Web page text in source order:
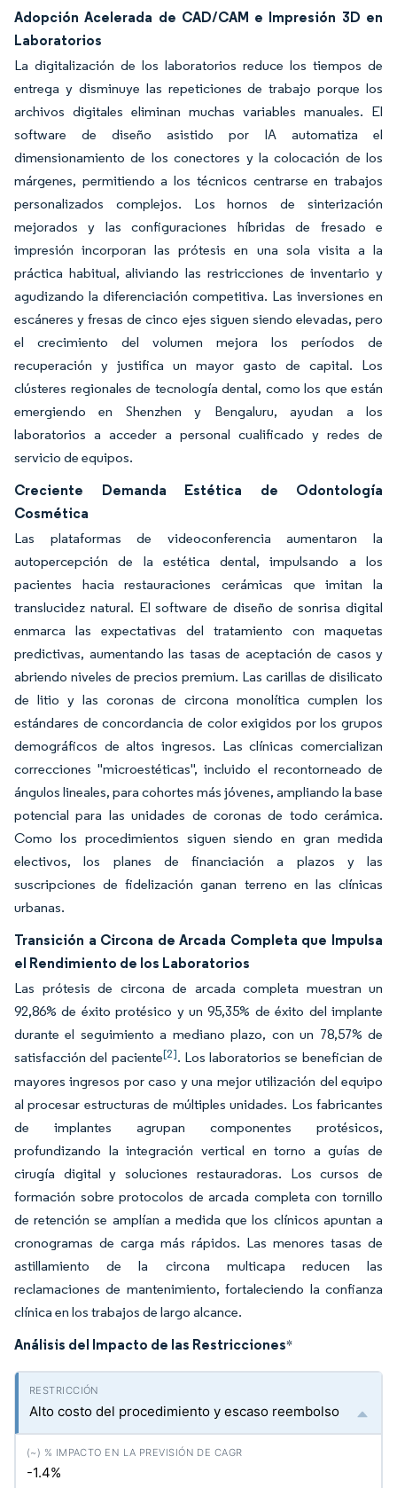
Adopción Acelerada de CAD/CAM e Impresión 3D en
Laboratorios
La digitalización de los laboratorios reduce los tiempos de
entrega y disminuye las repeticiones de trabajo porque los
archivos digitales eliminan muchas variables manuales. El
software de diseño asistido por IA automatiza el
dimensionamiento de los conectores y la colocación de los
márgenes, permitiendo a los técnicos centrarse en trabajos
personalizados complejos. Los hornos de sinterización
mejorados y las configuraciones híbridas de fresado e
impresión incorporan las prótesis en una sola visita a la
práctica habitual, aliviando las restricciones de inventario y
agudizando la diferenciación competitiva. Las inversiones en
escáneres y fresas de cinco ejes siguen siendo elevadas, pero
el crecimiento del volumen mejora los períodos de
recuperación y justifica un mayor gasto de capital. Los
clústeres regionales de tecnología dental, como los que están
emergiendo en Shenzhen y Bengaluru, ayudan a los
laboratorios a acceder a personal cualificado y redes de
servicio de equipos.
Creciente Demanda Estética de Odontología
Cosmética
Las plataformas de videoconferencia aumentaron la
autopercepción de la estética dental, impulsando a los
pacientes hacia restauraciones cerámicas que imitan la
translucidez natural. El software de diseño de sonrisa digital
enmarca las expectativas del tratamiento con maquetas
predictivas, aumentando las tasas de aceptación de casos y
abriendo niveles de precios premium. Las carillas de disilicato
de litio y las coronas de circona monolítica cumplen los
estándares de concordancia de color exigidos por los grupos
demográficos de altos ingresos. Las clínicas comercializan
correcciones "microestéticas", incluido el recontorneado de
ángulos lineales, para cohortes más jóvenes, ampliando la base
potencial para las unidades de coronas de todo cerámica.
Como los procedimientos siguen siendo en gran medida
electivos, los planes de financiación a plazos y las
suscripciones de fidelización ganan terreno en las clínicas
urbanas.
Transición a Circona de Arcada Completa que Impulsa
el Rendimiento de los Laboratorios
Las prótesis de circona de arcada completa muestran un
92,86% de éxito protésico y un 95,35% de éxito del implante
durante el seguimiento a mediano plazo, con un 78,57% de
satisfacción del paciente[2]. Los laboratorios se benefician de
mayores ingresos por caso y una mejor utilización del equipo
al procesar estructuras de múltiples unidades. Los fabricantes
de implantes agrupan componentes protésicos,
profundizando la integración vertical en torno a guías de
cirugía digital y soluciones restauradoras. Los cursos de
formación sobre protocolos de arcada completa con tornillo
de retención se amplían a medida que los clínicos apuntan a
cronogramas de carga más rápidos. Las menores tasas de
astillamiento de la circona multicapa reducen las
reclamaciones de mantenimiento, fortaleciendo la confianza
clínica en los trabajos de largo alcance.
Análisis del Impacto de las Restricciones*
Alto costo del procedimiento y escaso reembolso
-1.4%